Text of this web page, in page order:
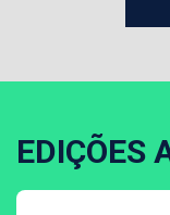
EDIÇÕES